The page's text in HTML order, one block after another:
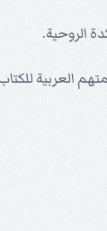
الروحية.
العربية